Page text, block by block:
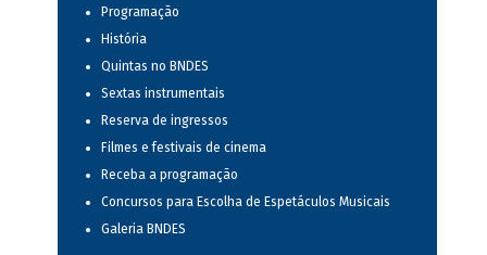
Programação
História
Quintas no BNDES
Sextas instrumentais
Reserva de ingressos
Filmes e festivais de cinema
Receba a programação
Concursos para Escolha de Espetáculos Musicais
Galeria BNDES